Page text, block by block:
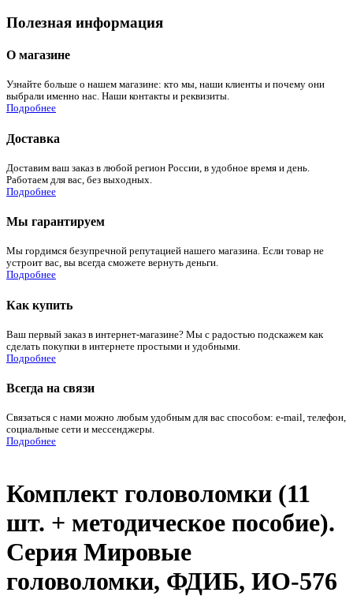
Полезная информация
О магазине
Узнайте больше о нашем магазине: кто мы, наши клиенты и почему они
выбрали именно нас. Наши контакты и реквизиты.
Подробнее
Доставка
Доставим ваш заказ в любой регион России, в удобное время и день.
Работаем для вас, без выходных.
Подробнее
Мы гарантируем
Мы гордимся безупречной репутацией нашего магазина. Если товар не
устроит вас, вы всегда сможете вернуть деньги.
Подробнее
Как купить
Ваш первый заказ в интернет-магазине? Мы с радостью подскажем как
сделать покупки в интернете простыми и удобными.
Подробнее
Всегда на связи
Связаться с нами можно любым удобным для вас способом: e-mail, телефон,
социальные сети и мессенджеры.
Подробнее
Комплект головоломки (11
шт. + методическое пособие).
Серия Мировые
головоломки, ФДИБ, ИО-576